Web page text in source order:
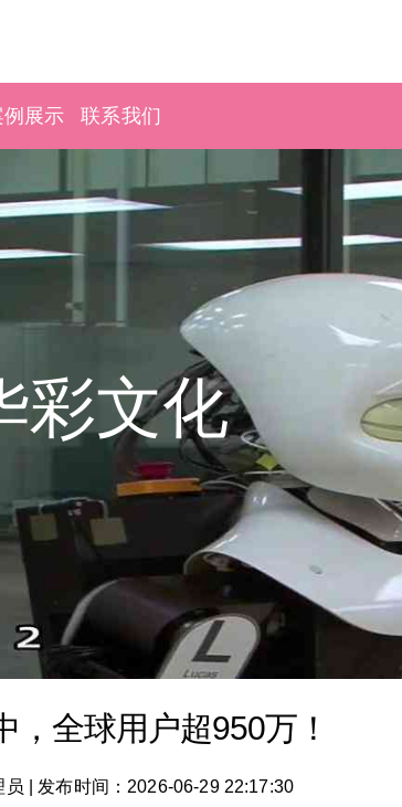
例展示 联系我们
彩文化
，全球用户超950万！
员 发布时间：2026-06-29 22:17:30